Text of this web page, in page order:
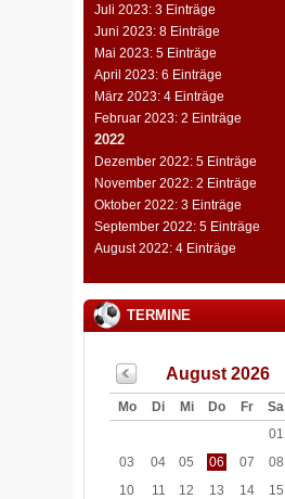
Juli 2023: 3 Einträge
Juni 2023: 8 Einträge
Mai 2023: 5 Einträge
April 2023: 6 Einträge
März 2023: 4 Einträge
Februar 2023: 2 Einträge
2022
Dezember 2022: 5 Einträge
November 2022: 2 Einträge
Oktober 2022: 3 Einträge
September 2022: 5 Einträge
August 2022: 4 Einträge
TERMINE
August 2026
Mo Di Mi Do Fr Sa
01
03
04 05 06 07 08
10
11 12 13 14 15